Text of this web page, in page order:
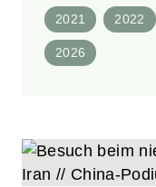
2021
2022
2026